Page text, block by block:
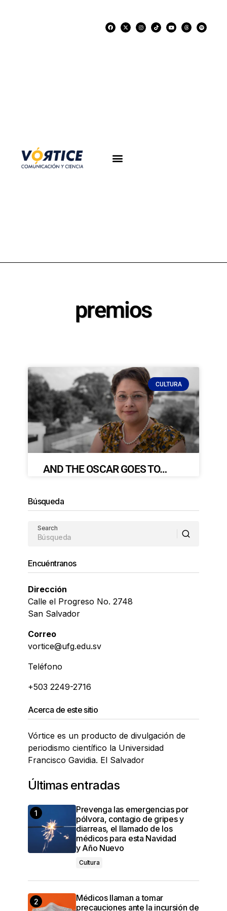
premios
CULTURA
AND THE OSCAR GOES TO…
Búsqueda
Search
Encuéntranos
Dirección
Calle el Progreso No. 2748
San Salvador
Correo
vortice@ufg.edu.sv
Teléfono
+503 2249-2716
Acerca de este sitio
Vórtice es un producto de divulgación de
periodismo científico la Universidad
Francisco Gavidia. El Salvador
Últimas entradas
Prevenga las emergencias por
pólvora, contagio de gripes y
diarreas, el llamado de los
médicos para esta Navidad
y Año Nuevo
Cultura
Médicos llaman a tomar
precauciones ante la incursión de